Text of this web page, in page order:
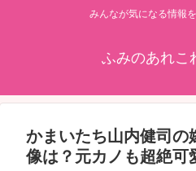
みんなが気になる情報
ふみのあれこ
かまいたち山内健司の
像は？元カノも超絶可